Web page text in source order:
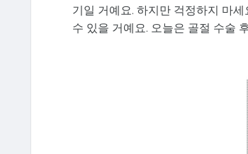
기일 거예요. 하지만 걱정하지 마
수 있을 거예요. 오늘은 골절 수술